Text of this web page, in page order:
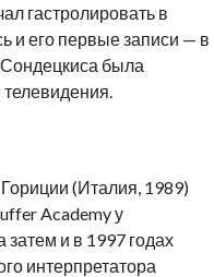
гастролировать в
и его первые записи — в
была
(Италия, 1989)
Academy у
затем и в 1997 годах
интерпретатора